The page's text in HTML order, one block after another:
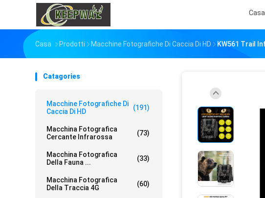
Casa.
Casa Prodotti Macchine Fotografiche Di Caccia Di HD KW561 Trail
Catagories
Macchine Fotografiche Di
Caccia Di HD
(191)
Macchina Fotografica
Cercante Infrarossa
(73)
Macchina Fotografica
Della Fauna ...
(33)
Macchina Fotografica
Della Traccia 4G
(60)